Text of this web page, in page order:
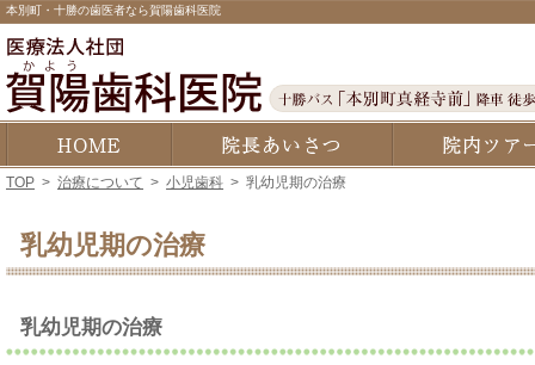
乳幼児期の治療
本別町・十勝の歯医者なら賀陽歯科医院
乳幼児期の治療
TOP > 治療について > 小児歯科 > 乳幼児期の治療